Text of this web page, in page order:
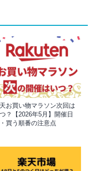
お買い物マラソン次回は
？【2026年5月】開催日
買う順番の注意点